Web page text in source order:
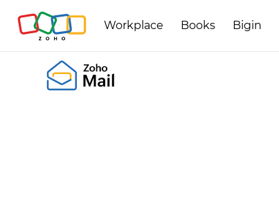
Workplace Books Bigin